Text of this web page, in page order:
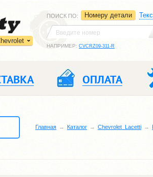
ПОИСК ПО: Номеру детали
НАПРИМЕР: CVCRZ09-311-R
ОПЛАТА
Главная Каталог Chevrolet_Lacetti